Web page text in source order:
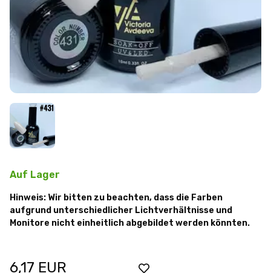
Auf Lager
Hinweis: Wir bitten zu beachten, dass die Farben
aufgrund unterschiedlicher Lichtverhältnisse und
Monitore nicht einheitlich abgebildet werden könnten.
6,17 EUR